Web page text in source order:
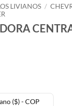
LIVIANOS /
($) - COP